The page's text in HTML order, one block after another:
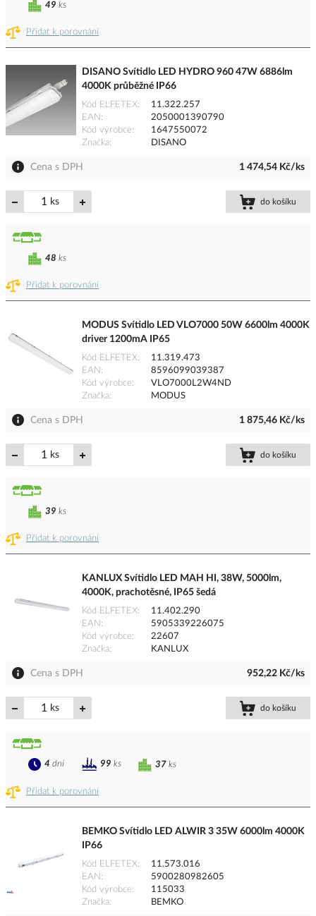
Přidat k porovnání
49 ks
DISANO Svítidlo LED HYDRO 960 47W 6886lm
4000K průběžné IP66
Kód ELFETEX
11.322.257
EAN
2050001390790
Kód výrobce
1647550072
Značka
DISANO
Cena s DPH 1 474,54 Kč/ks
ks do košíku
Přidat k porovnání
48 ks
MODUS Svítidlo LED VLO7000 50W 6600lm 4000K
driver 1200mA IP65
Kód ELFETEX
11.319.473
EAN
8596099039387
Kód výrobce
VLO7000L2W4ND
Značka
MODUS
Cena s DPH 1 875,46 Kč/ks
ks do košíku
Přidat k porovnání
39 ks
KANLUX Svítidlo LED MAH HI, 38W, 5000lm,
4000K, prachotěsné, IP65 šedá
Kód ELFETEX
11.402.290
EAN
5905339226075
Kód výrobce
22607
Značka
KANLUX
Cena s DPH 952,22 Kč/ks
ks do košíku
Přidat k porovnání
37 ks
4 dní 99 ks
BEMKO Svítidlo LED ALWIR 3 35W 6000lm 4000K
IP66
Kód ELFETEX
11.573.016
EAN
5900280982605
Kód výrobce
115033
Značka
BEMKO